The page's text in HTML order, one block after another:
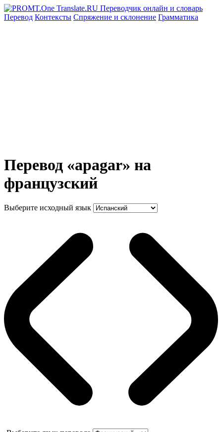
Перевод Контексты Спряжение и склонение Грамматика
Перевод «apagar» на
французский
Выберите исходный язык